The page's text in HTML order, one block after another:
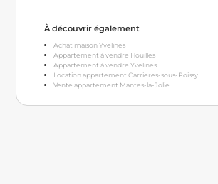
À découvrir également
Achat maison Yvelines
Appartement à vendre Houilles
Appartement à vendre Yvelines
Location appartement Carrieres-sous-Poissy
Vente appartement Mantes-la-Jolie